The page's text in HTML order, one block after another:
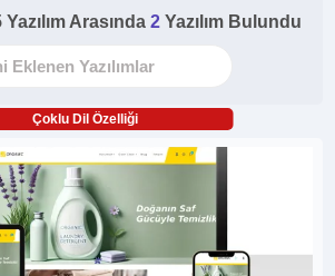
Arasında 2 Yazılım Bulundu
Çoklu Dil Özelliği